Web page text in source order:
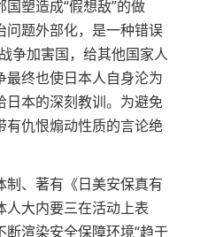
塑造成“假想敌”的做
问题外部化，是一种错误
争加害国，给其他国家人
最终也使日本人自身沦为
日本的深刻教训。为避免
有仇恨煽动性质的言论绝
、著有《日美安保真有
人大内要三在活动上表
渲染安全保障环境“趋于